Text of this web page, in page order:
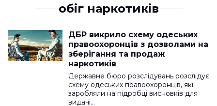
обіг наркотиків
ДБР викрило схему одеських
правоохоронців з дозволами на
зберігання та продаж
наркотиків
Державне бюро розслідувань розслідує
схему одеських правоохоронців, які
заробляли на підробці висновків для
видачі…